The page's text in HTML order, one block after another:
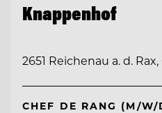
Knappenhof
2651 Reichenau a. d.
CHEF DE RANG (M/